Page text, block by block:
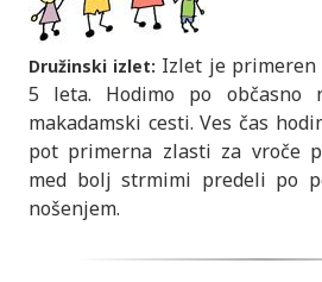
Družinski izlet: Izlet je primeren
5 leta. Hodimo po občasno
makadamski cesti. Ves čas
pot primerna zlasti za vroče
med bolj strmimi predeli po
nošenjem.